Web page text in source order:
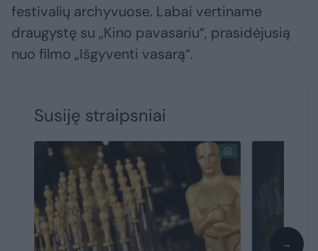
festivalių archyvuose. Labai vertiname
draugystę su „Kino pavasariu“, prasidėjusią
nuo filmo „Išgyventi vasarą“.
Susiję straipsniai
→